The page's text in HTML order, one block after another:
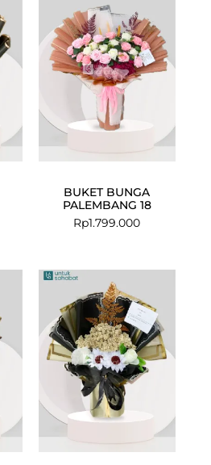
BUKET BUNGA
PALEMBANG 18
Rp1.799.000